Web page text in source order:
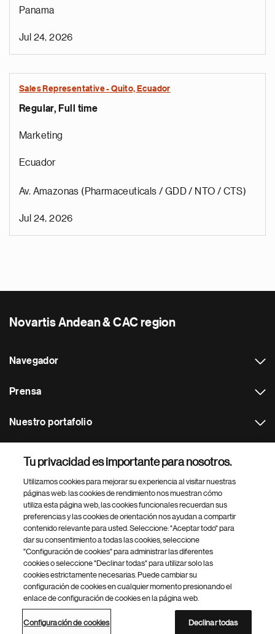
Panama
Jul 24, 2026
Sales Representative - Quito, Ecuador
Regular, Full time
Marketing
Ecuador
Av. Amazonas (Pharmaceuticals / GDD / NTO / CTS)
Jul 24, 2026
Novartis Andean & CAC region
Navegador
Prensa
Nuestro portafolio
Footer Site Search
inferior
del
© 2026 Novartis AG
Política de privacidad Términos de uso
Accesibilidad
Configuración de cookies
Mapa del sitio
Tu privacidad es importante para nosotros.
Utilizamos cookies para mejorar su experiencia al visitar nuestras
páginas web: las cookies de rendimiento nos muestran cómo
utiliza esta página web, las cookies funcionales recuerdan sus
preferencias y las cookies de orientación nos ayudan a compartir
contenido relevante para usted. Seleccione: "Aceptar todo" para
dar su consentimiento a todas las cookies, seleccione
"Configuración de cookies" para administrar las diferentes
cookies o seleccione "Declinar todas" para utilizar solo las
cookies estrictamente necesarias. Puede cambiar su
configuración de cookies en cualquier momento presionando el
enlace de configuración de cookies en la página web.
Configuración de cookies Declinar todas